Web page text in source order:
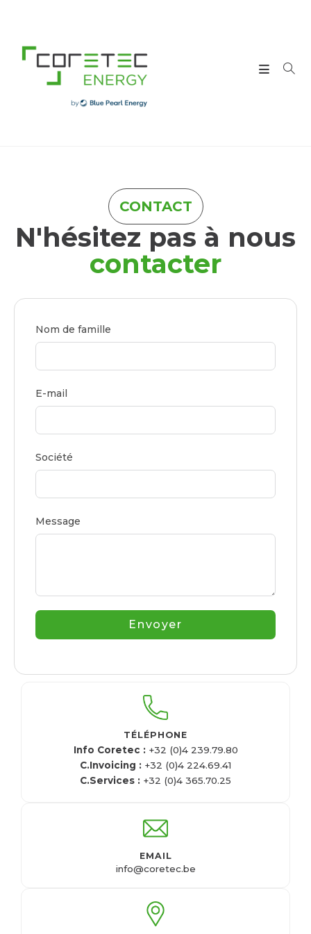
CONTACT
N'hésitez pas à nous
contacter
Nom de famille
E-mail
Société
Message
Envoyer
TÉLÉPHONE
Info Coretec : +32 (0)4 239.79.80
C.Invoicing : +32 (0)4 224.69.41
C.Services : +32 (0)4 365.70.25
EMAIL
info@coretec.be